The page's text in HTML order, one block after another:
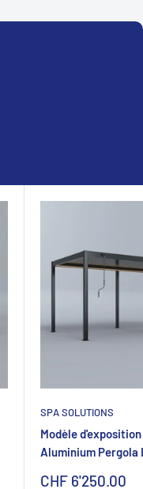
SPA SOLUTIONS
Modèle
Aluminium Pergola
Sonderpreis
CHF 6'250.00